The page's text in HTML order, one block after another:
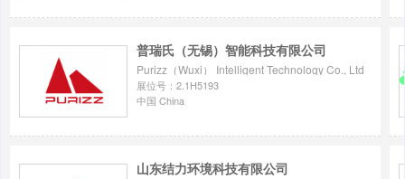
普瑞氏（无锡）智能科技有限公司
Purizz（Wuxi） Intelligent Technology Co., Ltd
展位号：2.1H5193
中国 China
山东结力环境科技有限公司